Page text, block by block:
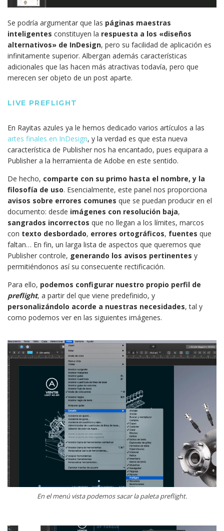
Se podría argumentar que las páginas maestras
inteligentes constituyen la respuesta a los «diseños
alternativos» de InDesign, pero su facilidad de aplicación es
infinitamente superior. Albergan además características
adicionales que las hacen más atractivas todavía, pero que
merecen ser objeto de un post aparte.
LIVE PREFLIGHT
En Rayitas azules ya le hemos dedicado varios artículos a las
artes finales en InDesign, y la verdad es que esta nueva
característica de Publisher nos ha encantado, pues equipara a
Publisher a la herramienta de Adobe en este sentido.
De hecho, comparte con su primo hasta el nombre, y la
filosofía de uso. Esencialmente, este panel nos proporciona
avisos sobre errores comunes que se puedan producir en el
documento: desde imágenes con resolución baja,
sangrados incorrectos que no llegan a los límites, marcos
con texto desbordado, errores ortográficos, fuentes que
faltan… En fin, un larga lista de aspectos que queremos que
Publisher controle, generando los avisos pertinentes y
permitiéndonos así su consecuente rectificación.
Para ello, podemos configurar nuestro propio perfil de
preflight, a partir del que viene predefinido, y
personalizándolo acorde a nuestras necesidades, tal y
como podemos ver en las siguientes imágenes.
En el menú vista podemos sacar la paleta preflight.